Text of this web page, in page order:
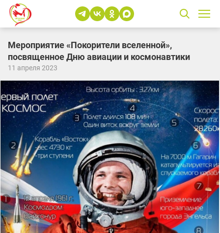
Мероприятие «Покорители вселенной»,
посвященное Дню авиации и космонавтики
11 апреля 2023